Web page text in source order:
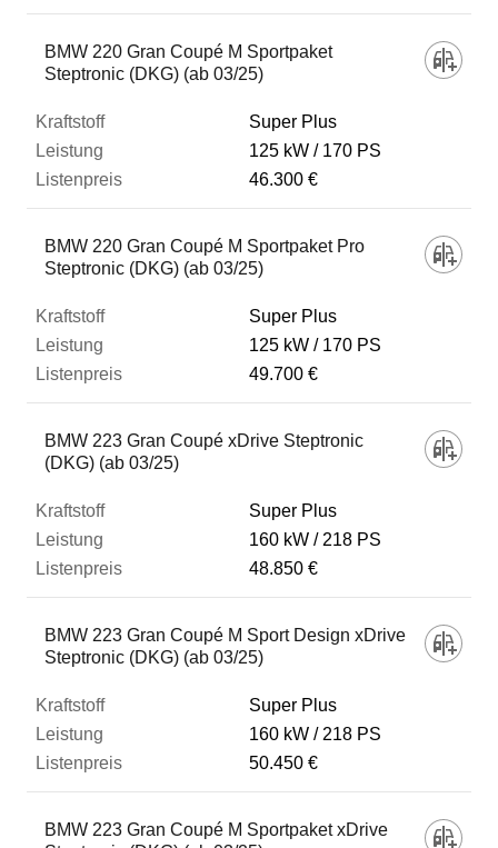
BMW 220 Gran Coupé M Sportpaket
Steptronic (DKG) (ab 03/25)
Super Plus
125 kW
170 PS
46.300 €
BMW 220 Gran Coupé M Sportpaket Pro
Steptronic (DKG) (ab 03/25)
Super Plus
125 kW
170 PS
49.700 €
BMW 223 Gran Coupé xDrive Steptronic
(DKG) (ab 03/25)
Super Plus
160 kW
218 PS
48.850 €
BMW 223 Gran Coupé M Sport Design xDrive
Steptronic (DKG) (ab 03/25)
Super Plus
160 kW
218 PS
50.450 €
BMW 223 Gran Coupé M Sportpaket xDrive